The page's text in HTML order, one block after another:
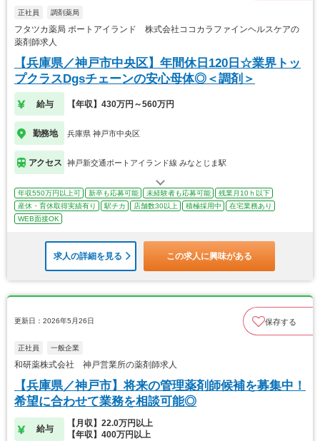
正社員 調剤薬局
フタツカ薬局 ポートアイランド 株式会社ココカラファインヘルスケアの
薬剤師求人
【兵庫県／神戸市中央区】年間休日120日☆業界トッ
プクラスDgsチェーンの安心母体◎＜調剤＞
給与 【年収】430万円～560万円
勤務地 兵庫県 神戸市中央区
アクセス 神戸新交通ポートアイランド線 みなとじま駅
年収550万円以上可 新卒も応募可能 未経験者も応募可能
残業月10ｈ以下
産休・育休取得実績有り
駅チカ 店舗数30以上 積極採用中
在宅業務あり
WEB面接OK
求人の詳細を見る この求人に興味がある
更新日：2026年5月26日 保存する
正社員 一般企業
和研薬株式会社 神戸営業所の薬剤師求人
【兵庫県／神戸市】将来の管理薬剤師候補を募集中！
希望に合わせて業務を相談可能◎
給与
【月収】22.0万円以上
【年収】400万円以上